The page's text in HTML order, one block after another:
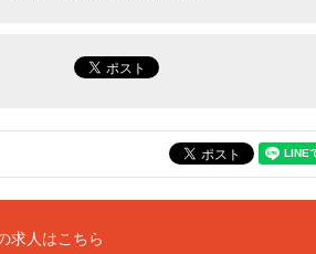
求人はこちら